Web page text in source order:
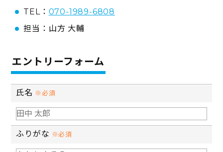
TEL： 070-1989-6808
担当：山方 大輔
エントリーフォーム
氏名 ※必須
ふりがな ※必須